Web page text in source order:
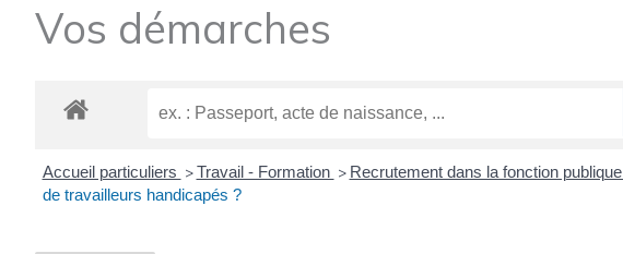
Vos démarches
Accueil particuliers > Travail - Formation > Recrutement dans la fonction publique
de travailleurs handicapés ?